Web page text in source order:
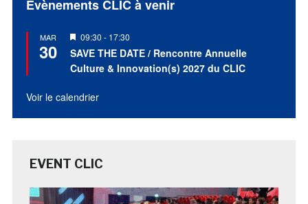
Évènements CLIC à venir
MAR
30
Mis
en
avant
09:30 - 17:30
SAVE THE DATE / Rencontre Annuelle
Culture & Innovation(s) 2027 du CLIC
Voir le calendrier
EVENT CLIC